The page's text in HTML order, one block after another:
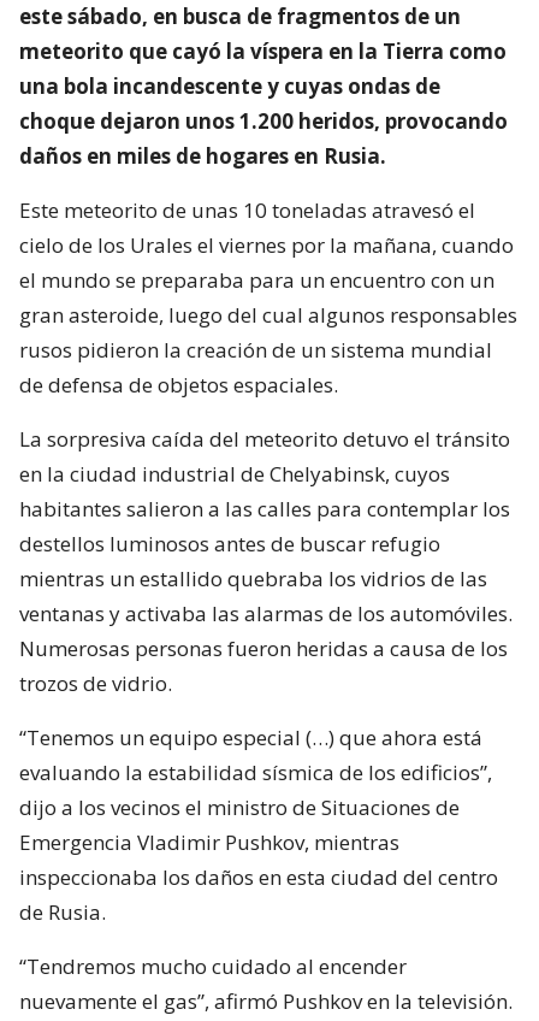
este sábado, en busca de fragmentos de un
meteorito que cayó la víspera en la Tierra como
una bola incandescente y cuyas ondas de
choque dejaron unos 1.200 heridos, provocando
daños en miles de hogares en Rusia.
Este meteorito de unas 10 toneladas atravesó el
cielo de los Urales el viernes por la mañana, cuando
el mundo se preparaba para un encuentro con un
gran asteroide, luego del cual algunos responsables
rusos pidieron la creación de un sistema mundial
de defensa de objetos espaciales.
La sorpresiva caída del meteorito detuvo el tránsito
en la ciudad industrial de Chelyabinsk, cuyos
habitantes salieron a las calles para contemplar los
destellos luminosos antes de buscar refugio
mientras un estallido quebraba los vidrios de las
ventanas y activaba las alarmas de los automóviles.
Numerosas personas fueron heridas a causa de los
trozos de vidrio.
“Tenemos un equipo especial (…) que ahora está
evaluando la estabilidad sísmica de los edificios”,
dijo a los vecinos el ministro de Situaciones de
Emergencia Vladimir Pushkov, mientras
inspeccionaba los daños en esta ciudad del centro
de Rusia.
“Tendremos mucho cuidado al encender
nuevamente el gas”, afirmó Pushkov en la televisión.